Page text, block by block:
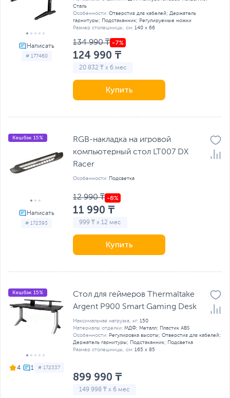
# 177460
Сталь
Особенности: Отверстия для кабелей; Держатель
гарнитуры; Подстаканник; Регулируемые ножки
Размер столешницы, см: 140 х 66
134 990 ₸
124 990 ₸
20 832 ₸ x 6 мес
Купить
# 172393
Кешбэк 15%
RGB-накладка на игровой
компьютерный стол LT007 DX
Racer
Особенности: Подсветка
12 990 ₸
11 990 ₸
999 ₸ x 12 мес
Купить
4 # 172337
Кешбэк 15%
Стол для геймеров Thermaltake
Argent P900 Smart Gaming Desk
Максимальная нагрузка, кг: 150
Материалы отделки: МДФ; Металл; Пластик ABS
Особенности: Регулировка высоты; Отверстия для кабелей;
Держатель гарнитуры; Подстаканник; Подсветка
Размер столешницы, см: 165 x 85
899 990 ₸
149 998 ₸ x 6 мес